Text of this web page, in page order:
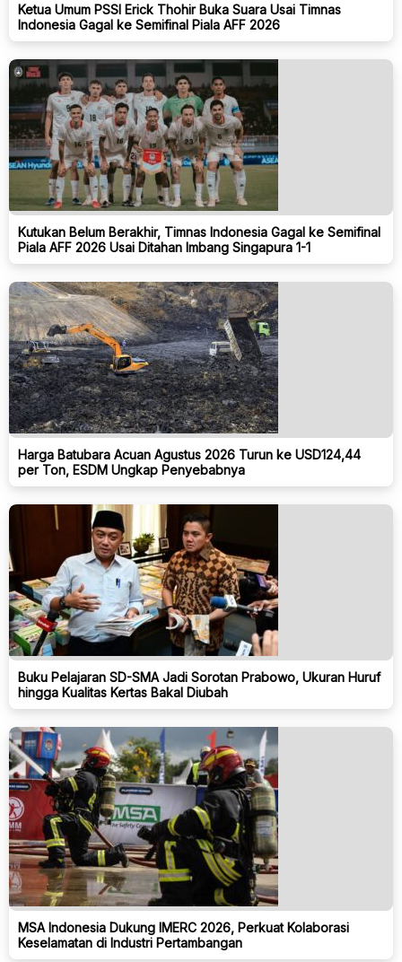
Ketua Umum PSSI Erick Thohir Buka Suara Usai Timnas
Indonesia Gagal ke Semifinal Piala AFF 2026
Kutukan Belum Berakhir, Timnas Indonesia Gagal ke Semifinal
Piala AFF 2026 Usai Ditahan Imbang Singapura 1-1
Harga Batubara Acuan Agustus 2026 Turun ke USD124,44
per Ton, ESDM Ungkap Penyebabnya
Buku Pelajaran SD-SMA Jadi Sorotan Prabowo, Ukuran Huruf
hingga Kualitas Kertas Bakal Diubah
MSA Indonesia Dukung IMERC 2026, Perkuat Kolaborasi
Keselamatan di Industri Pertambangan